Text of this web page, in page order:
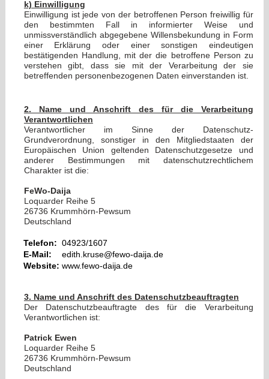
k) Einwilligung
Einwilligung ist jede von der betroffenen Person freiwillig für
den bestimmten Fall in informierter Weise und
unmissverständlich abgegebene Willensbekundung in Form
einer Erklärung oder einer sonstigen eindeutigen
bestätigenden Handlung, mit der die betroffene Person zu
verstehen gibt, dass sie mit der Verarbeitung der sie
betreffenden personenbezogenen Daten einverstanden ist.
2. Name und Anschrift des für die Verarbeitung
Verantwortlichen
Verantwortlicher im Sinne der Datenschutz-
Grundverordnung, sonstiger in den Mitgliedstaaten der
Europäischen Union geltenden Datenschutzgesetze und
anderer Bestimmungen mit datenschutzrechtlichem
Charakter ist die:
FeWo-Daija
Loquarder Reihe 5
26736 Krummhörn-Pewsum
Deutschland
Telefon:
04923/1607
E-Mail:
edith.kruse@fewo-daija.de
Website: www.fewo-daija.de
3. Name und Anschrift des Datenschutzbeauftragten
Der Datenschutzbeauftragte des für die Verarbeitung
Verantwortlichen ist:
Patrick Ewen
Loquarder Reihe 5
26736 Krummhörn-Pewsum
Deutschland